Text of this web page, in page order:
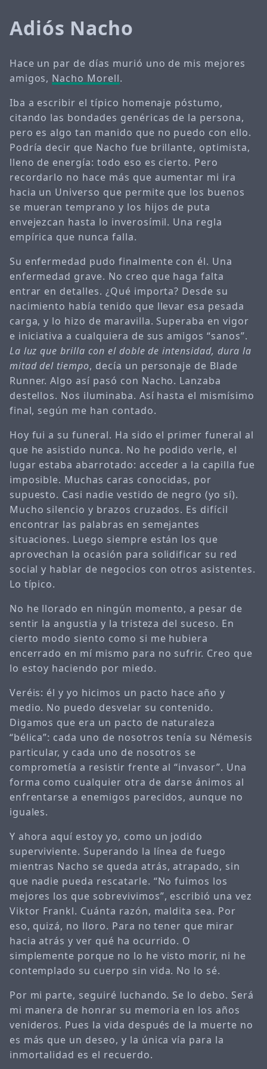
Adiós Nacho
Hace un par de días murió uno de mis mejores
amigos, Nacho Morell.
Iba a escribir el típico homenaje póstumo,
citando las bondades genéricas de la persona,
pero es algo tan manido que no puedo con ello.
Podría decir que Nacho fue brillante, optimista,
lleno de energía: todo eso es cierto. Pero
recordarlo no hace más que aumentar mi ira
hacia un Universo que permite que los buenos
se mueran temprano y los hijos de puta
envejezcan hasta lo inverosímil. Una regla
empírica que nunca falla.
Su enfermedad pudo finalmente con él. Una
enfermedad grave. No creo que haga falta
entrar en detalles. ¿Qué importa? Desde su
nacimiento había tenido que llevar esa pesada
carga, y lo hizo de maravilla. Superaba en vigor
e iniciativa a cualquiera de sus amigos “sanos”.
La luz que brilla con el doble de intensidad, dura la
mitad del tiempo, decía un personaje de Blade
Runner. Algo así pasó con Nacho. Lanzaba
destellos. Nos iluminaba. Así hasta el mismísimo
final, según me han contado.
Hoy fui a su funeral. Ha sido el primer funeral al
que he asistido nunca. No he podido verle, el
lugar estaba abarrotado: acceder a la capilla fue
imposible. Muchas caras conocidas, por
supuesto. Casi nadie vestido de negro (yo sí).
Mucho silencio y brazos cruzados. Es difícil
encontrar las palabras en semejantes
situaciones. Luego siempre están los que
aprovechan la ocasión para solidificar su red
social y hablar de negocios con otros asistentes.
Lo típico.
No he llorado en ningún momento, a pesar de
sentir la angustia y la tristeza del suceso. En
cierto modo siento como si me hubiera
encerrado en mí mismo para no sufrir. Creo que
lo estoy haciendo por miedo.
Veréis: él y yo hicimos un pacto hace año y
medio. No puedo desvelar su contenido.
Digamos que era un pacto de naturaleza
“bélica”: cada uno de nosotros tenía su Némesis
particular, y cada uno de nosotros se
comprometía a resistir frente al “invasor”. Una
forma como cualquier otra de darse ánimos al
enfrentarse a enemigos parecidos, aunque no
iguales.
Y ahora aquí estoy yo, como un jodido
superviviente. Superando la línea de fuego
mientras Nacho se queda atrás, atrapado, sin
que nadie pueda rescatarle. “No fuimos los
mejores los que sobrevivimos”, escribió una vez
Viktor Frankl. Cuánta razón, maldita sea. Por
eso, quizá, no lloro. Para no tener que mirar
hacia atrás y ver qué ha ocurrido. O
simplemente porque no lo he visto morir, ni he
contemplado su cuerpo sin vida. No lo sé.
Por mi parte, seguiré luchando. Se lo debo. Será
mi manera de honrar su memoria en los años
venideros. Pues la vida después de la muerte no
es más que un deseo, y la única vía para la
inmortalidad es el recuerdo.